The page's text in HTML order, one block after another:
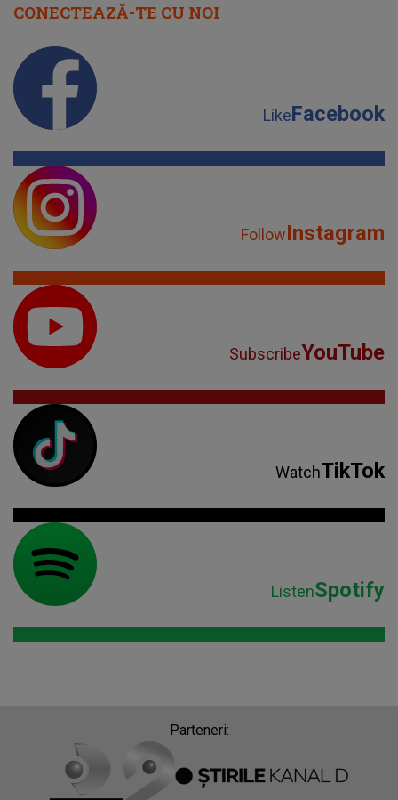
CONECTEAZĂ-TE CU NOI
LikeFacebook
FollowInstagram
SubscribeYouTube
WatchTikTok
ListenSpotify
Parteneri: